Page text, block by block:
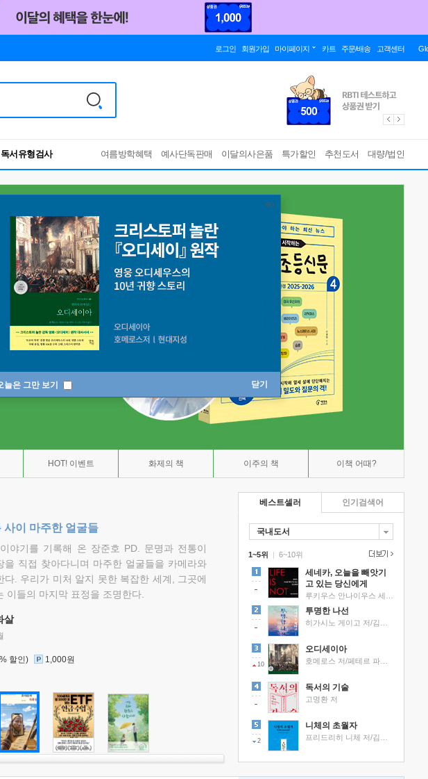
로그인 회원가입 마이페이지 카트 주문/배송 고객센터
RBTI Lab
독서유형검사
여름방학혜택 예사단독판매 이달의사은품 특가할인 추천도서 대량/법인
늘은 그만 보기 닫기
HOT! 이벤트 화제의 책 이주의 책 이책 어때?
사이 마주한 얼굴들
야기를 기록해 온 장준호 PD. 문명과 전통이
을 직접 찾아다니며 마주한 얼굴들을 카메라와
다. 우리가 미처 알지 못한 복잡한 세계, 그곳에
이들의 마지막 표정을 조명한다.
살
할인) 1,000원
베스트셀러
국내도서
1~5위 |
세네카, 오늘을 빼앗기
고 있는 당신에게
투명한 나선
10
오디세이아
독서의 기술
고명환 저
2
니체의 초월자
6~10위
인기검색어